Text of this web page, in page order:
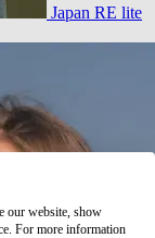
Japan RE lite
our website, show
For more information